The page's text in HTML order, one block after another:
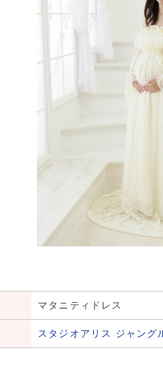
マタニティドレス
スタジオアリス ジャング